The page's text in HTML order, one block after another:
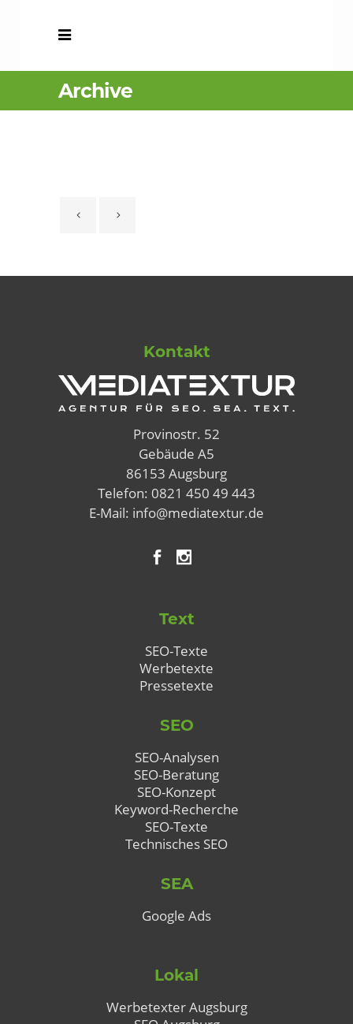
Archive
Kontakt
Provinostr. 52
Gebäude A5
86153 Augsburg
Telefon: 0821 450 49 443
E-Mail: info@mediatextur.de
Text
SEO-Texte
Werbetexte
Pressetexte
SEO
SEO-Analysen
SEO-Beratung
SEO-Konzept
Keyword-Recherche
SEO-Texte
Technisches SEO
SEA
Google Ads
Lokal
Werbetexter Augsburg